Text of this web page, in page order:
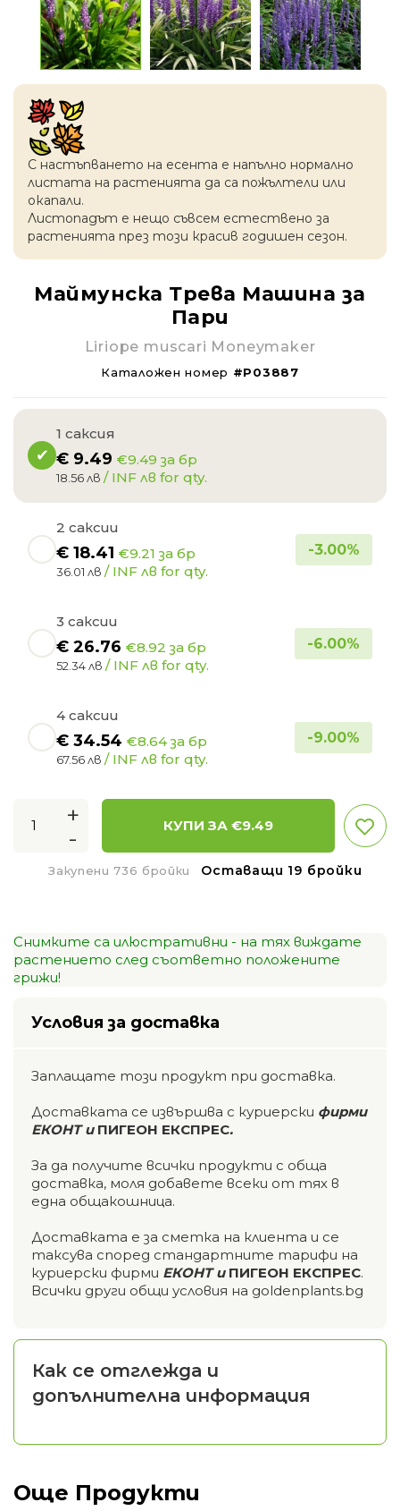
С настъпването на есентa е напълно нормално
листата на растенията да са пожълтели или
окапaли.
Листопадът е нещо съвсем естествено за
растенията през този красив годишен сезон.
Маймунска Трева Машина за
Пари
Liriope muscari Moneymaker
Каталожен номер #P03887
1 саксия
€ 9.49 €9.49 за бр
18.56 лв / INF лв for qty.
2 саксии
€ 18.41 €9.21 за бр
36.01 лв / INF лв for qty.
-3.00%
3 саксии
€ 26.76 €8.92 за бр
52.34 лв / INF лв for qty.
-6.00%
4 саксии
€ 34.54 €8.64 за бр
67.56 лв / INF лв for qty.
-9.00%
+
-
КУПИ ЗА €9.49
Закупени 736 бройки Оставащи 19 бройки
Снимките са илюстративни - на тях виждате
растението след съответно положените
грижи!
Условия за доставка
Заплащате този продукт при доставка.
Доставката се извършва с куриерски фирми
ЕКОНТ и ПИГЕОН ЕКСПРЕС.
За да получите всички продукти с обща
доставка, моля добавете всеки от тях в
една общакошница.
Доставката е за сметка на клиента и се
таксува според стандартните тарифи на
куриерски фирми ЕКОНТ и ПИГЕОН ЕКСПРЕС.
Всички други общи условия на goldenplants.bg
Как се отглежда и
допълнителна информация
Още Продукти